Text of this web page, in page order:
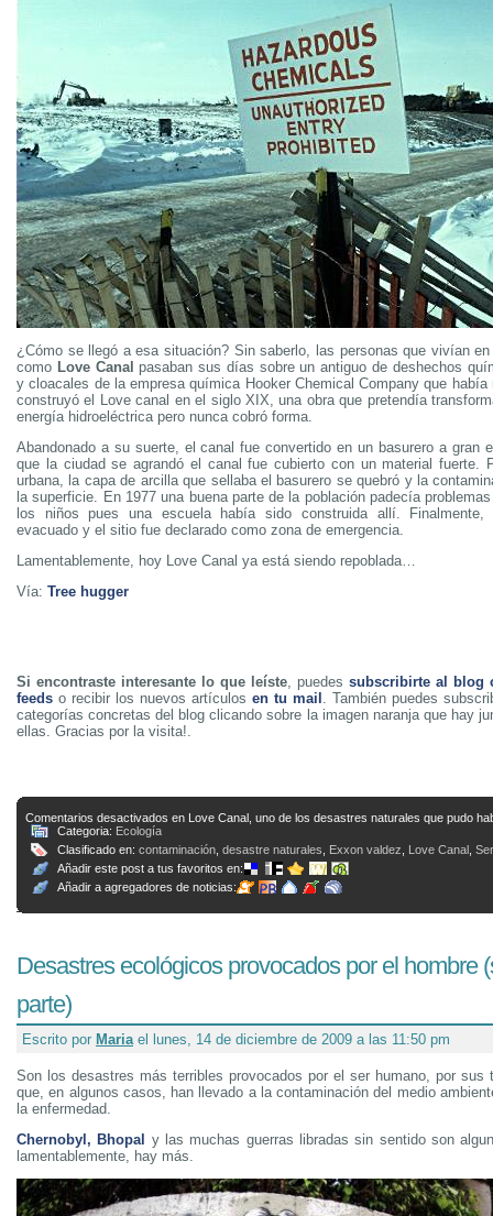
¿Cómo se llegó a esa situación? Sin saberlo, las personas que vivían
como Love Canal pasaban sus días sobre un antiguo de deshechos
y cloacales de la empresa química Hooker Chemical Company que había
construyó el Love canal en el siglo XIX, una obra que pretendía
energía hidroeléctrica pero nunca cobró forma.
Abandonado a su suerte, el canal fue convertido en un basurero a gran
que la ciudad se agrandó el canal fue cubierto con un material fuerte.
urbana, la capa de arcilla que sellaba el basurero se quebró y la
la superficie. En 1977 una buena parte de la población padecía
los niños pues una escuela había sido construida allí. Finalmente,
evacuado y el sitio fue declarado como zona de emergencia.
Lamentablemente, hoy Love Canal ya está siendo repoblada…
Vía: Tree hugger
Si encontraste interesante lo que leíste, puedessubscribirte al blog
feeds o recibir los nuevos artículosen tu mail . También puedes
categorías concretas del blog clicando sobre la imagen naranja que hay
ellas. Gracias por la visita!.
Comentarios desactivados en Love Canal, uno de los desastres naturales que pudo
Categoria: Ecología
Clasificado en: contaminación desastre naturales Exxon valdez Love Canal
Añadir este post a tus favoritos en:
Añadir a agregadores de noticias:
Desastres ecológicos provocados por el hombre
parte)
Escrito por Mariael lunes, 14 de diciembre de 2009 a las 11:50 pm
Son los desastres más terribles provocados por el ser humano, por sus
que, en algunos casos, han llevado a la contaminación del medio
la enfermedad.
Chernobyl, Bhopal y las muchas guerras libradas sin sentido son
lamentablemente, hay más.